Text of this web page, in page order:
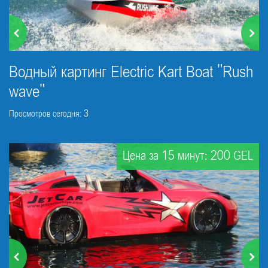
Водный картинг Electric Kart Boat "Rush
wave"
Просмотров сегодня: 3
Цена за 15 минут: 200 GEL